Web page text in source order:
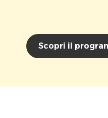
Scopri il